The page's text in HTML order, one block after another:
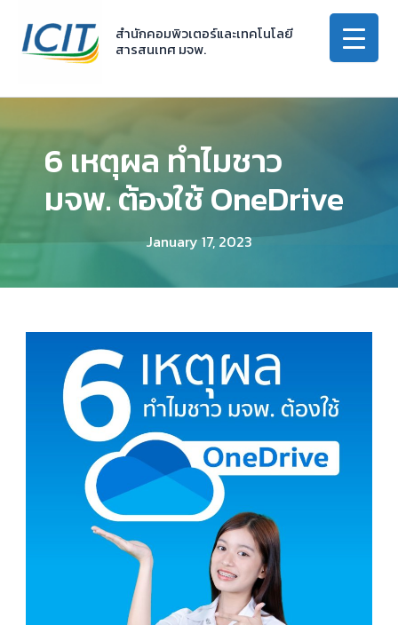
content
สำนักคอมพิวเตอร์และเทคโนโลยี
สารสนเทศ มจพ.
6 เหตุผล ทำไมชาว
มจพ. ต้องใช้ OneDrive
January 17, 2023